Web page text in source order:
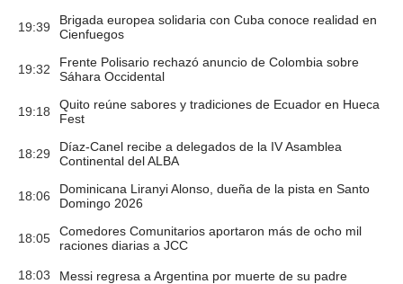
19:39
Brigada europea solidaria con Cuba conoce realidad en
Cienfuegos
19:32
Frente Polisario rechazó anuncio de Colombia sobre
Sáhara Occidental
19:18
Quito reúne sabores y tradiciones de Ecuador en Hueca
Fest
18:29
Díaz-Canel recibe a delegados de la IV Asamblea
Continental del ALBA
18:06
Dominicana Liranyi Alonso, dueña de la pista en Santo
Domingo 2026
18:05
Comedores Comunitarios aportaron más de ocho mil
raciones diarias a JCC
18:03 Messi regresa a Argentina por muerte de su padre